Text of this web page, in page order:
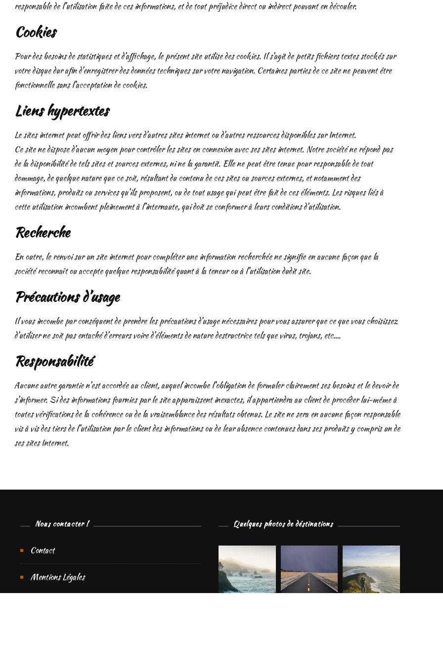
responsable de l’utilisation faite de ces informations, et de tout préjudice direct ou indirect pouvant en découler.
Cookies
Pour des besoins de statistiques et d’affichage, le présent site utilise des cookies. Il s’agit de petits fichiers textes stockés sur
votre disque dur afin d’enregistrer des données techniques sur votre navigation. Certaines parties de ce site ne peuvent être
fonctionnelle sans l’acceptation de cookies.
Liens hypertextes
Le sites internet peut offrir des liens vers d’autres sites internet ou d’autres ressources disponibles sur Internet.
Ce site ne dispose d’aucun moyen pour contrôler les sites en connexion avec ses sites internet. Notre société ne répond pas
de la disponibilité de tels sites et sources externes, ni ne la garantit. Elle ne peut être tenue pour responsable de tout
dommage, de quelque nature que ce soit, résultant du contenu de ces sites ou sources externes, et notamment des
informations, produits ou services qu’ils proposent, ou de tout usage qui peut être fait de ces éléments. Les risques liés à
cette utilisation incombent pleinement à l’internaute, qui doit se conformer à leurs conditions d’utilisation.
Recherche
En outre, le renvoi sur un site internet pour compléter une information recherchée ne signifie en aucune façon que la
société reconnaît ou accepte quelque responsabilité quant à la teneur ou à l’utilisation dudit site.
Précautions d’usage
Il vous incombe par conséquent de prendre les précautions d’usage nécessaires pour vous assurer que ce que vous choisissez
d’utiliser ne soit pas entaché d’erreurs voire d’éléments de nature destructrice tels que virus, trojans, etc….
Responsabilité
Aucune autre garantie n’est accordée au client, auquel incombe l’obligation de formuler clairement ses besoins et le devoir de
s’informer. Si des informations fournies par le site apparaissent inexactes, il appartiendra au client de procéder lui-même à
toutes vérifications de la cohérence ou de la vraisemblance des résultats obtenus. Le site ne sera en aucune façon responsable
vis à vis des tiers de l’utilisation par le client des informations ou de leur absence contenues dans ses produits y compris un de
ses sites Internet.
Nous contacter !
Contact
Mentions Légales
Quelques photos de déstinations